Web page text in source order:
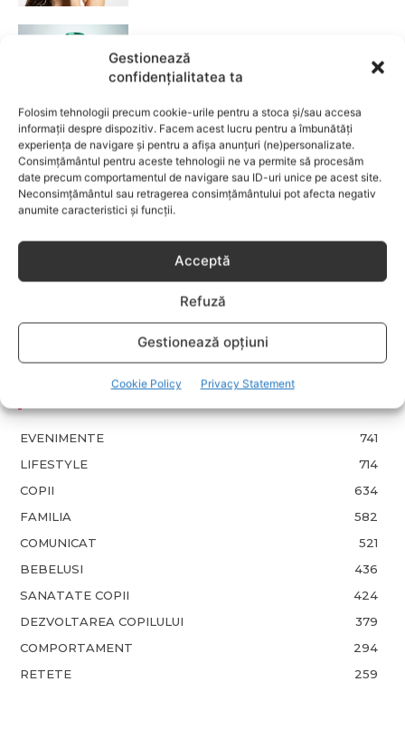
Gestionează
confidențialitatea ta
Folosim tehnologii precum cookie-urile pentru a stoca și/sau accesa
informații despre dispozitiv. Facem acest lucru pentru a îmbunătăți
experiența de navigare și pentru a afișa anunțuri (ne)personalizate.
Consimțământul pentru aceste tehnologii ne va permite să procesăm
date precum comportamentul de navigare sau ID-uri unice pe acest site.
Neconsimțământul sau retragerea consimțământului pot afecta negativ
anumite caracteristici și funcții.
Acceptă
Refuză
Gestionează opțiuni
Cookie Policy Privacy Statement
ce informații merită verificate pe
etichetă?
Examenele Cambridge pentru copii:
cum eviti pierderile de puncte si
obtii rezultate peste media
nationala
Protecție solară: ghid complet 2026
pentru alegerea corectă a SPF-ului
(15 vs. 30 vs. 50)
Fără lacrimi, fără iritații: cum alegi
șamponul perfect pentru copilul tău
EVENIMENTE
741
LIFESTYLE
714
COPII
634
FAMILIA
582
COMUNICAT
521
BEBELUSI
436
SANATATE COPII
424
DEZVOLTAREA COPILULUI
379
COMPORTAMENT
294
RETETE
259